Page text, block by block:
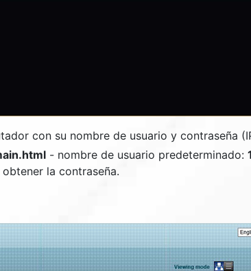
con su nombre de usuario y contraseña
- nombre de usuario predeterminado:
la contraseña.